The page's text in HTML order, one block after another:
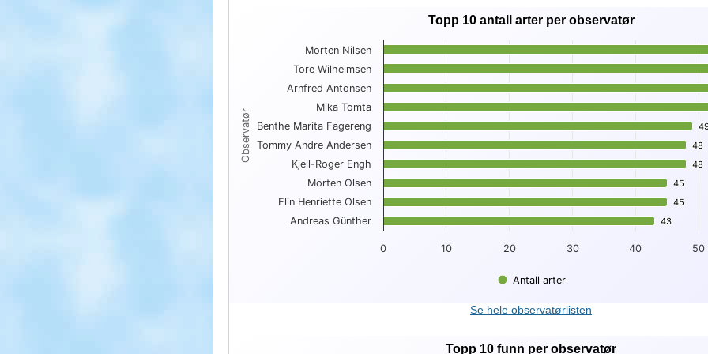
Topp 10 antall arter per observatør
Bar chart with 10 bars.
View as data table, Topp 10 antall arter per observatør
The chart has 1 X axis displaying Observatør.
The chart has 1 Y axis displaying . Data ranges from 43 to 66.
Observatør
Topp 10 antall arter per observatør
48
48
48
48
45
45
45
45
43
43
Antall arter
0 10 20 30 40 50
Morten Nilsen
Tore Wilhelmsen
Arnfred Antonsen
Mika Tomta
Benthe Marita Fagereng
Tommy Andre Andersen
Kjell-Roger Engh
Morten Olsen
Elin Henriette Olsen
Andreas Günther
Se hele observatørlisten
Topp 10 funn per observatør